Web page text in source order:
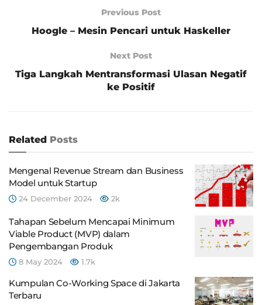
Previous Post
Hoogle – Mesin Pencari untuk Haskeller
Next Post
Tiga Langkah Mentransformasi Ulasan Negatif
ke Positif
Related Posts
Mengenal Revenue Stream dan Business
Model untuk Startup
24 December 2024 2k
Tahapan Sebelum Mencapai Minimum
Viable Product (MVP) dalam
Pengembangan Produk
8 May 2024 1.7k
Kumpulan Co-Working Space di Jakarta
Terbaru